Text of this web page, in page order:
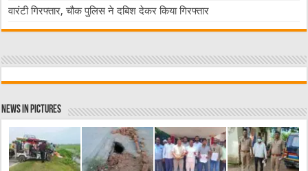
वारंटी गिरफ्तार, चौक पुलिस ने दबिश देकर किया गिरफ्तार
News in Pictures